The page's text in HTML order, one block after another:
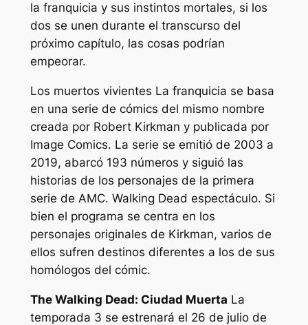
la franquicia y sus instintos mortales, si los
dos se unen durante el transcurso del
próximo capítulo, las cosas podrían
empeorar.
Los muertos vivientes La franquicia se basa
en una serie de cómics del mismo nombre
creada por Robert Kirkman y publicada por
Image Comics. La serie se emitió de 2003 a
2019, abarcó 193 números y siguió las
historias de los personajes de la primera
serie de AMC. Walking Dead espectáculo. Si
bien el programa se centra en los
personajes originales de Kirkman, varios de
ellos sufren destinos diferentes a los de sus
homólogos del cómic.
The Walking Dead: Ciudad Muerta La
temporada 3 se estrenará el 26 de julio de